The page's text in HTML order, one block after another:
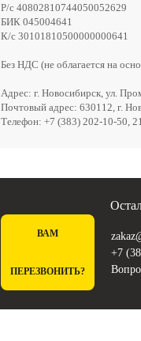
Р/с 40802810744050052629
БИК 045004641
К/с 30101810500000000641
Без НДС (не облагается на
Адрес: г. Новосибирск, ул.
Почтовый адрес: 630112, г.
Телефон: +7 (383) 202-10-50,
ВАМ
ПЕРЕЗВОНИТЬ?
+7